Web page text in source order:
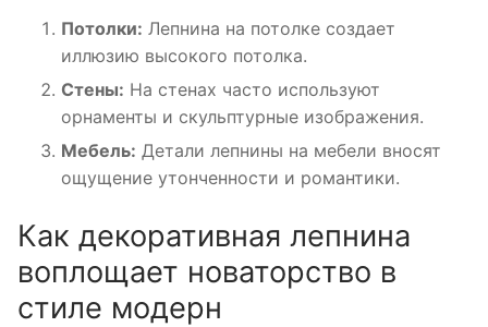
Потолки: Лепнина на потолке создает
иллюзию высокого потолка.
Стены: На стенах часто используют
орнаменты и скульптурные изображения.
Мебель: Детали лепнины на мебели вносят
ощущение утонченности и романтики.
Как декоративная лепнина
воплощает новаторство в
стиле модерн